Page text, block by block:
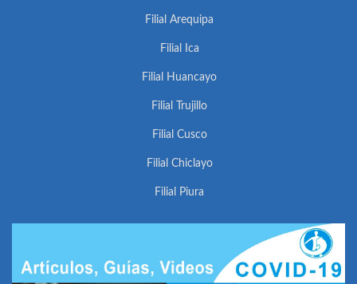
Filial Arequipa
Filial Ica
Filial Huancayo
Filial Trujillo
Filial Cusco
Filial Chiclayo
Filial Piura